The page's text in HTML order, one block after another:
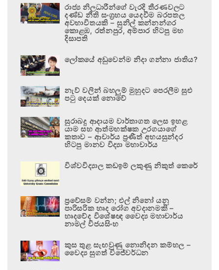
රාජ්‍ය නිලධාරීන්ගේ වැරදි තීරණවලට
දණ්ඩ නීති සංග්‍රහය යෙදවීම බරපතල
අවභාවිතයකි – සුනිල් කන්නන්ගර
කොළඹ, රත්නපුර, අම්පාර හිටපු මහ
දිසාපති
ලෝකයේ අඩුවෙන්ම නිදා ගන්නා ජාතිය?
නැව් වලින් බහලුම් මුහුදට පෙරලීම සුළු
පටු දෙයක් නොවේ
සුරාබදු ආදායම වාර්තාගත ලෙස ඉහළ
යාම සහ ආත්මභක්ෂක උරගයාගේ
කතාව – ආචාර්ය ප්‍රණීත් අභයසුන්දර
හිටපු මානව විද්‍යා මහාචාර්ය
විශ්වවිද්‍යාල කඩඉම් ලකුණු නිකුත් කෙරේ
ප්‍රවේසම් වන්න; එල් නිනෝ යනු
පාරිසරික හෘද රෝග අවදානමකි –
හෘදවේද විශේෂඥ වෛද්‍ය මහාචාර්ය
නාමල් විජයසිංහ
කුස තුළ සැඟවුණු නොනිදන කම්හල –
වෛද්‍ය සුගත් විජේවර්ධන